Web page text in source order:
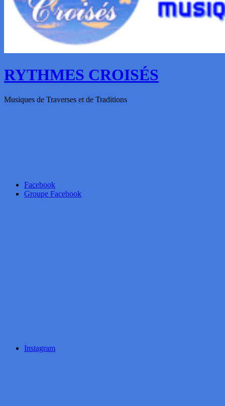
RYTHMES CROISÉS
Musiques de Traverses et de Traditions
Facebook
Groupe Facebook
Instagram